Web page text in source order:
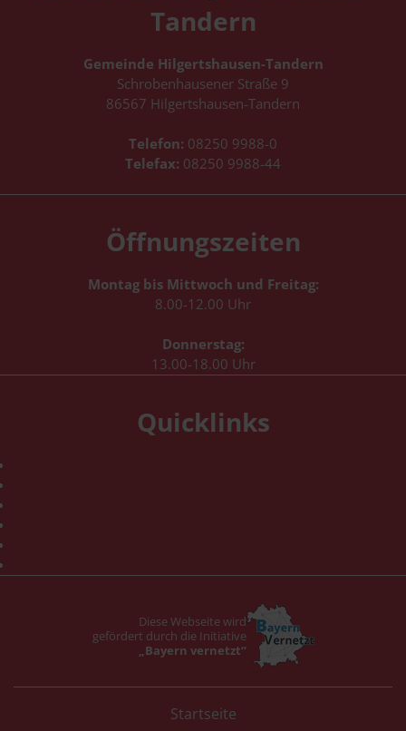
Tandern
Gemeinde Hilgertshausen-Tandern
Schrobenhausener Straße 9
86567 Hilgertshausen-Tandern
Telefon: 08250 9988-0
Telefax: 08250 9988-44
Öffnungszeiten
Montag bis Mittwoch und Freitag:
8.00-12.00 Uhr
Donnerstag:
13.00-18.00 Uhr
Quicklinks
Diese Webseite wird
gefördert durch die Initiative
„Bayern vernetzt“
Startseite